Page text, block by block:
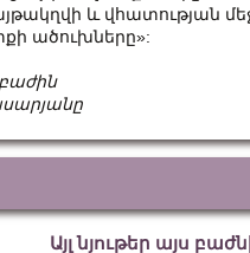
և վհատության
ածուխները»:
Այլ նյութեր այս